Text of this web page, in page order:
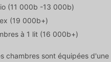
(11 000b -13 000b)
(19 000b+)
à 1 lit (16 000b+)
chambres sont équipées